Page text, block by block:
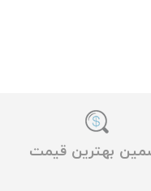
بهترین قیمت